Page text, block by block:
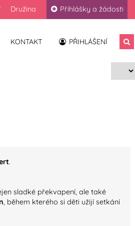
KONTAKT PŘIHLÁŠENÍ
Družina Přihlášky a žádosti
.
sladké překvapení, ale také
, během kterého si děti užijí setkání